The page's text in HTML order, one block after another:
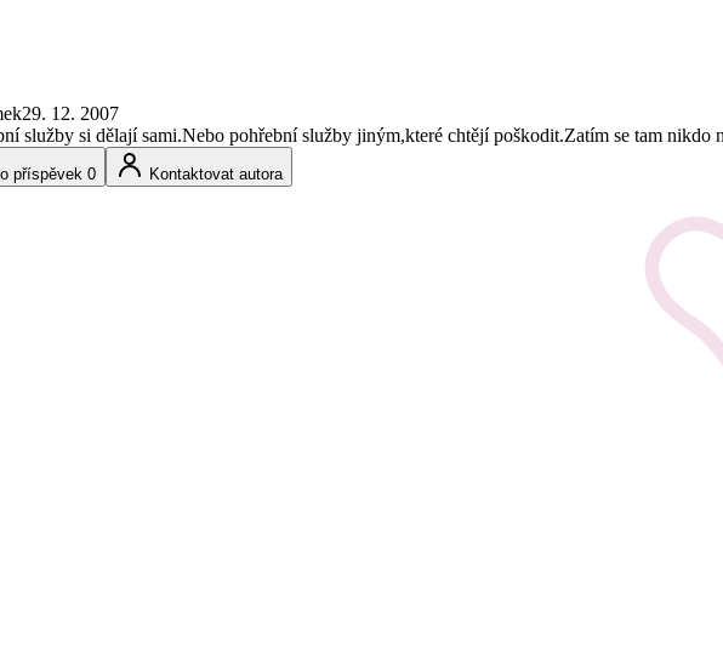
29. 12. 2007
služby si dělají sami.Nebo pohřební služby jiným,které chtějí poškodit.Zatím se tam nikdo
příspěvek 0 Kontaktovat autora